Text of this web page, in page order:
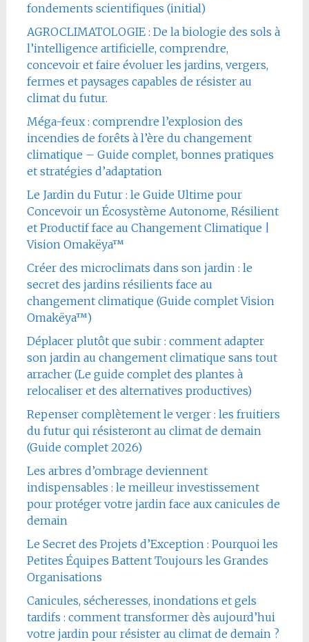
fondements scientifiques (initial)
AGROCLIMATOLOGIE : De la biologie des sols à
l’intelligence artificielle, comprendre,
concevoir et faire évoluer les jardins, vergers,
fermes et paysages capables de résister au
climat du futur.
Méga-feux : comprendre l’explosion des
incendies de forêts à l’ère du changement
climatique – Guide complet, bonnes pratiques
et stratégies d’adaptation
Le Jardin du Futur : le Guide Ultime pour
Concevoir un Écosystème Autonome, Résilient
et Productif face au Changement Climatique |
Vision Omakëya™
Créer des microclimats dans son jardin : le
secret des jardins résilients face au
changement climatique (Guide complet Vision
Omakëya™)
Déplacer plutôt que subir : comment adapter
son jardin au changement climatique sans tout
arracher (Le guide complet des plantes à
relocaliser et des alternatives productives)
Repenser complètement le verger : les fruitiers
du futur qui résisteront au climat de demain
(Guide complet 2026)
Les arbres d’ombrage deviennent
indispensables : le meilleur investissement
pour protéger votre jardin face aux canicules de
demain
Le Secret des Projets d’Exception : Pourquoi les
Petites Équipes Battent Toujours les Grandes
Organisations
Canicules, sécheresses, inondations et gels
tardifs : comment transformer dès aujourd’hui
votre jardin pour résister au climat de demain ?